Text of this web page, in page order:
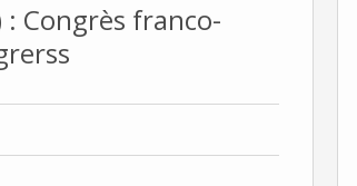
: Congrès franco-